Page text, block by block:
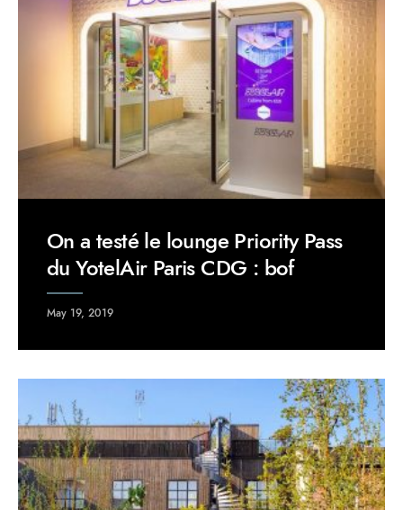
On a testé le lounge Priority Pass
du YotelAir Paris CDG : bof
May 19, 2019